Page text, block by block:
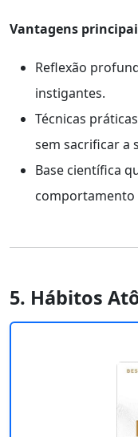
Vantagens
Reflexão
instigantes.
Técnicas
sem sacrificar a
Base científica
comportamento
5. Hábitos